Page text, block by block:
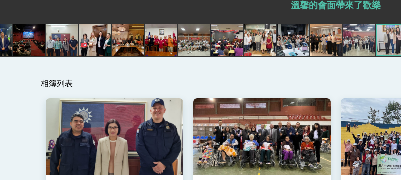
民調顯示多數國人滿意政府外交表現，高度支持「總合外交」與台歐美日關係深化
總統以「韌性之島，希望之光」為題發表2026新 年談話
總統主持「守護民主台灣國安行動方案」記者會 強調以實力守護台海和平 以決心掌握國家命運
賴總統就職演說影片
總統重要談話
外交部重要言論
我國政府將在美國亞利桑納州設立「駐鳳凰城辦事處」，進一步深化台美交流合作
溫馨的會面帶來了歡樂
相簿列表